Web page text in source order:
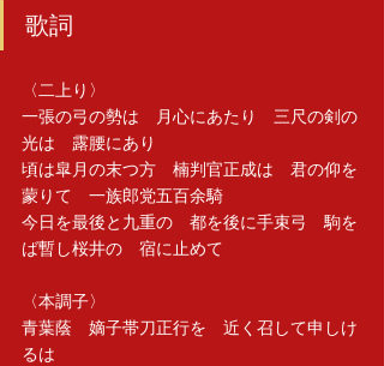
歌詞
〈二上り〉
一張の弓の勢は　月心にあたり　三尺の剣の
光は　露腰にあり
頃は皐月の末つ方　楠判官正成は　君の仰を
蒙りて　一族郎党五百余騎
今日を最後と九重の　都を後に手束弓　駒を
ば暫し桜井の　宿に止めて
〈本調子〉
青葉蔭　嫡子帯刀正行を　近く召して申しけ
るは